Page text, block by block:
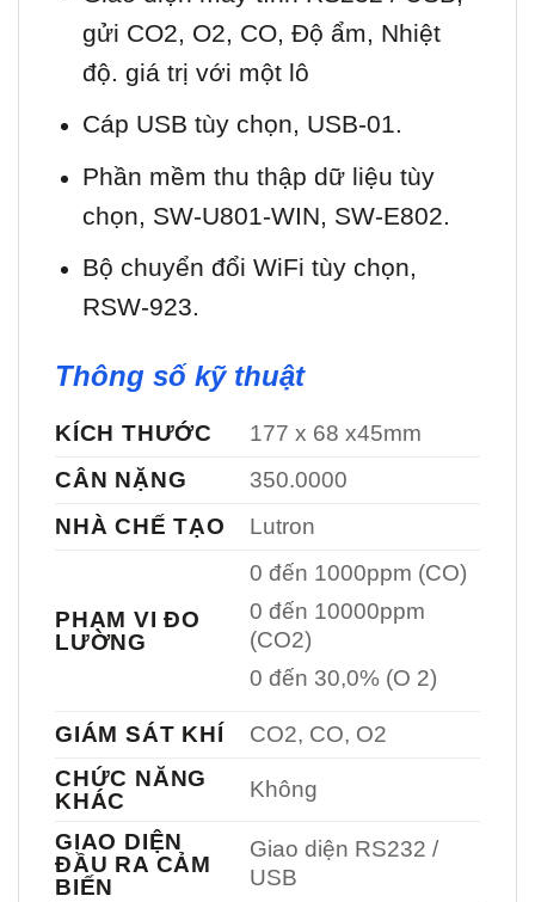
gửi CO2, O2, CO, Độ ẩm, Nhiệt
độ. giá trị với một lô
Cáp USB tùy chọn, USB-01.
Phần mềm thu thập dữ liệu tùy
chọn, SW-U801-WIN, SW-E802.
Bộ chuyển đổi WiFi tùy chọn,
RSW-923.
Thông số kỹ thuật
KÍCH THƯỚC
177 x 68 x45mm
CÂN NẶNG
350.0000
NHÀ CHẾ TẠO
Lutron
PHẠM VI ĐO
LƯỜNG
0 đến 1000ppm (CO)
0 đến 10000ppm
(CO2)
0 đến 30,0% (O 2)
GIÁM SÁT KHÍ
CO2, CO, O2
CHỨC NĂNG
KHÁC
Không
GIAO DIỆN
ĐẦU RA CẢM
BIẾN
Giao diện RS232 /
USB